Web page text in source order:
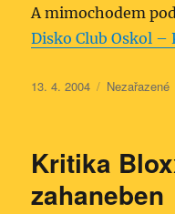
A mimochodem
Disko Club Oskol –
Publikováno:
13. 4. 2004 Rubriky:
Nezařazené
Kritika
zahaneben